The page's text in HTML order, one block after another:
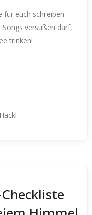
für euch schreiben
versüßen darf,
trinken!